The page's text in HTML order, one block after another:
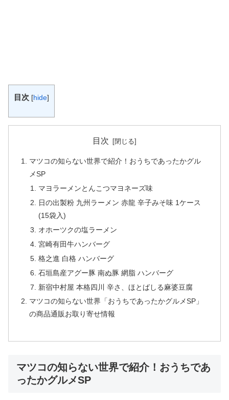
目次 [hide]
目次
マツコの知らない世界で紹介！おうちであったかグル
メSP
マヨラーメンとんこつマヨネーズ味
日の出製粉 九州ラーメン 赤龍 辛子みそ味 1ケース
(15袋入)
オホーツクの塩ラーメン
宮崎有田牛ハンバーグ
格之進 白格 ハンバーグ
石垣島産アグー豚 南ぬ豚 網脂 ハンバーグ
新宿中村屋 本格四川 辛さ、ほとばしる麻婆豆腐
マツコの知らない世界「おうちであったかグルメSP」
の商品通販お取り寄せ情報
マツコの知らない世界で紹介！おうちであ
ったかグルメSP